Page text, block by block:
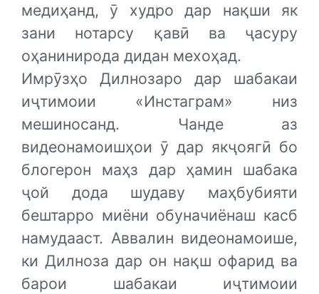
медиҳанд, ӯ худро дар нақши як
зани нотарсу қавӣ ва ҷасуру
оҳанинирода дидан мехоҳад.
Имрӯзҳо Дилнозаро дар шабакаи
иҷтимоии «Инстаграм» низ
мешиносанд. Чанде аз
видеонамоишҳои ӯ дар якҷоягӣ бо
блогерон маҳз дар ҳамин шабака
ҷой дода шудаву маҳбубияти
бештарро миёни обуначиёнаш касб
намудааст. Аввалин видеонамоише,
ки Дилноза дар он нақш офарид ва
барои шабакаи иҷтимоии